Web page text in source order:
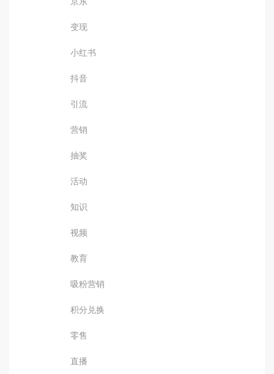
变现
小红书
抖音
引流
营销
抽奖
活动
知识
视频
教育
吸粉营销
积分兑换
零售
直播